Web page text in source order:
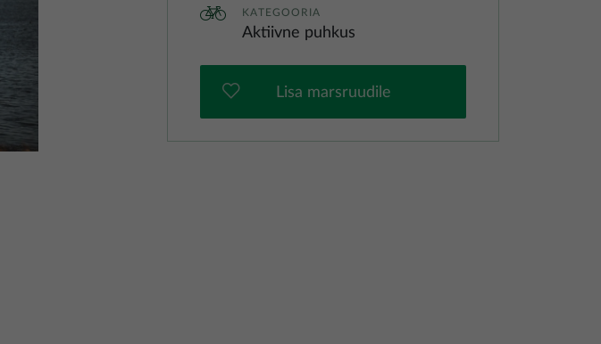
KATEGOORIA
Aktiivne puhkus
Lisa marsruudile